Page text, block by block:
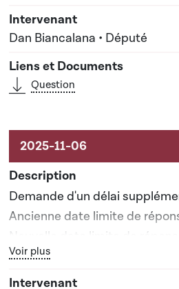
Dan Biancalana • Député
Question
Demande d'un délai
Ancienne date limite de
Nouvelle date limite de
Bouton graphique servant à
Voir plus